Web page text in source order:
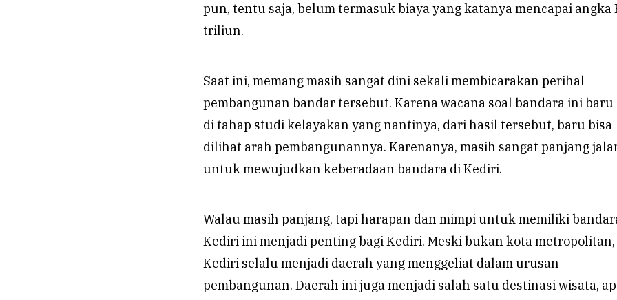
pun, tentu saja, belum termasuk biaya yang katanya mencapai angka
triliun.
Saat ini, memang masih sangat dini sekali membicarakan perihal
pembangunan bandar tersebut. Karena wacana soal bandara ini baru
di tahap studi kelayakan yang nantinya, dari hasil tersebut, baru bisa
dilihat arah pembangunannya. Karenanya, masih sangat panjang
untuk mewujudkan keberadaan bandara di Kediri.
Walau masih panjang, tapi harapan dan mimpi untuk memiliki
Kediri ini menjadi penting bagi Kediri. Meski bukan kota metropolitan,
Kediri selalu menjadi daerah yang menggeliat dalam urusan
pembangunan. Daerah ini juga menjadi salah satu destinasi wisata,